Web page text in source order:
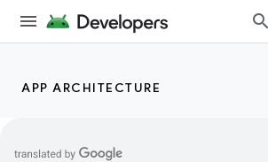
APP ARCHITECTURE